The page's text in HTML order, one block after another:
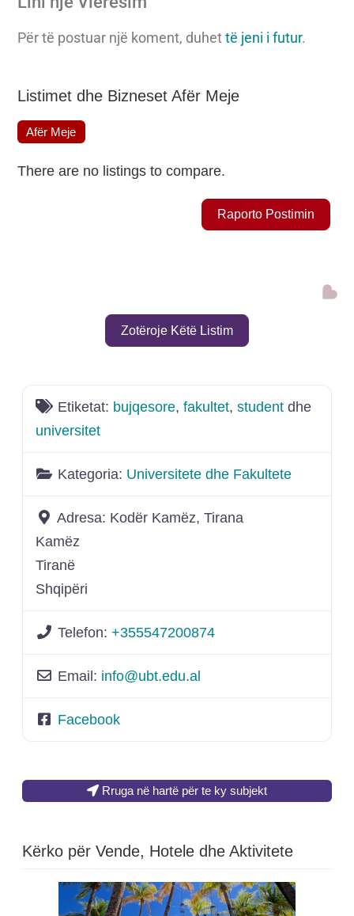
Për të postuar një koment, duhettë jeni i futur.
Listimet dhe Bizneset Afër Meje
Afër Meje
There are no listings to compare.
Raporto Postimin
Zotëroje Këtë Listim
Etiketat: bujqesore, fakultet, studentdhe
universitet
Kategoria: Universitete dhe Fakultete
Adresa: Kodër Kamëz, Tirana
Kamëz
Tiranë
Shqipëri
Telefon: +355547200874
Email: info@ubt.edu.al
Facebook
Rruga në hartë për te ky subjekt
Kërko për Vende, Hotele dhe Aktivitete